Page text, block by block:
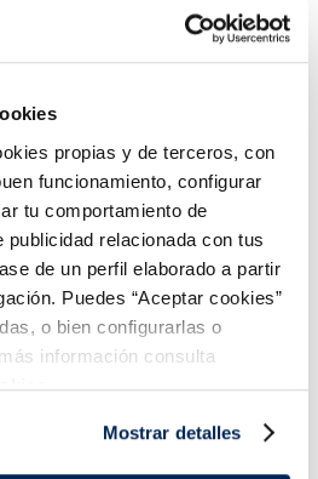
propias y de terceros, con
funcionamiento, configurar
tu comportamiento de
relacionada con tus
de un perfil elaborado a partir
Puedes “Aceptar cookies”
o bien configurarlas o
información consulta
Mostrar detalles
interesar...
Rape a dados sin espinas